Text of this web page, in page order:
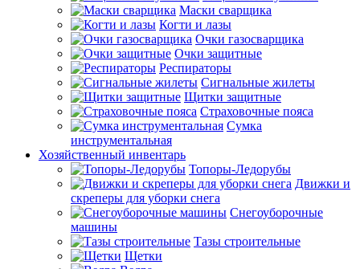
Маски сварщика
Когти и лазы
Очки газосварщика
Очки защитные
Респираторы
Сигнальные жилеты
Щитки защитные
Страховочные пояса
Сумка
инструментальная
Хозяйственный инвентарь
Топоры-Ледорубы
Движки и
скреперы для уборки снега
Снегоуборочные
машины
Тазы строительные
Щетки